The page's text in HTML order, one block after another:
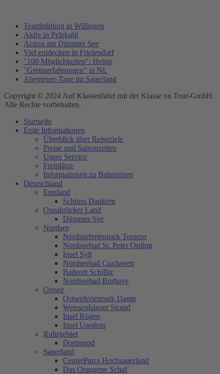
Teambildung in Willingen
Aktiv in Pelzkuhl
Action am Dümmer See
Viel entdecken in Frielendorf
"100 Möglichkeiten": Heino
"Grenzerfahrungen" in NL
Abenteuer-Tage im Sauerland
Copyright © 2024 Auf Klassenfahrt mit der Klasse on Tour-GmbH.
Alle Rechte vorbehalten.
Startseite
Erste Informationen
Überblick über Reiseziele
Preise und Saisonzeiten
Unser Service
Freiplätze
Informationen zu Bahnreisen
Deutschland
Emsland
Schloss Dankern
Osnabrücker Land
Dümmer See
Nordsee
Nordseeferienpark Tossens
Nordseebad St. Peter Ording
Insel Sylt
Nordseebad Cuxhaven
Badeort Schillig
Nordseebad Burhave
Ostsee
Ostseeferienpark Damp
Weissenhäuser Strand
Insel Rügen
Insel Usedom
Ruhrgebiet
Dortmund
Sauerland
CenterParcs Hochsauerland
Das Orangene Schaf